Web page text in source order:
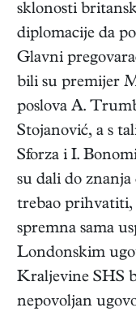
sklonosti
diplomacije da
Glavni
bili su premijer
poslova A.
Stojanović, a s
Sforza i I.
su dali do
trebao prihvatiti,
spremna sama
Londonskim
Kraljevine SHS
nepovoljan